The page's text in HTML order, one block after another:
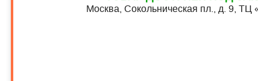
Москва, Сокольническая пл., д. 9, ТЦ